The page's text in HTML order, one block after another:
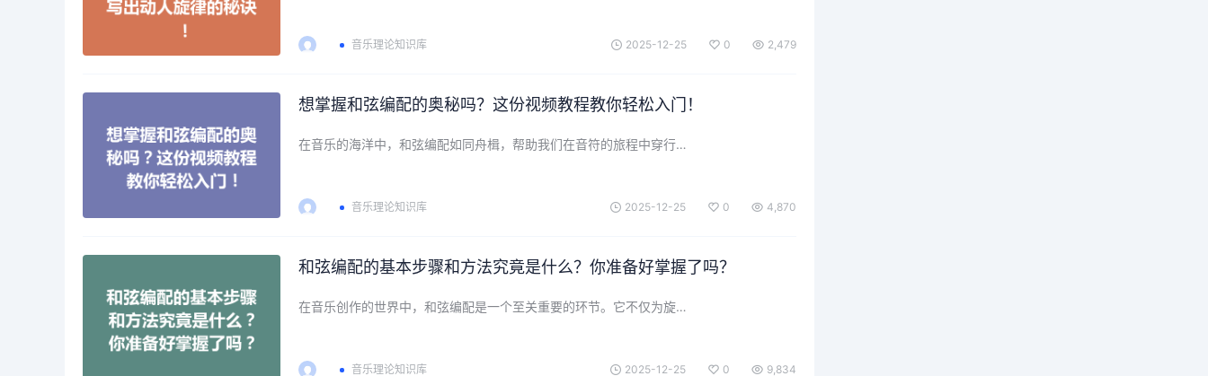
音乐理论知识库 2025-12-25 0 2,479
想掌握和弦编配的奥秘吗？这份视频教程教你轻松入门！
在音乐的海洋中，和弦编配如同舟楫，帮助我们在音符的旅程中穿行…
音乐理论知识库 2025-12-25 0 4,870
和弦编配的基本步骤和方法究竟是什么？你准备好掌握了吗？
在音乐创作的世界中，和弦编配是一个至关重要的环节。它不仅为旋…
音乐理论知识库 2025-12-25 0 9,834